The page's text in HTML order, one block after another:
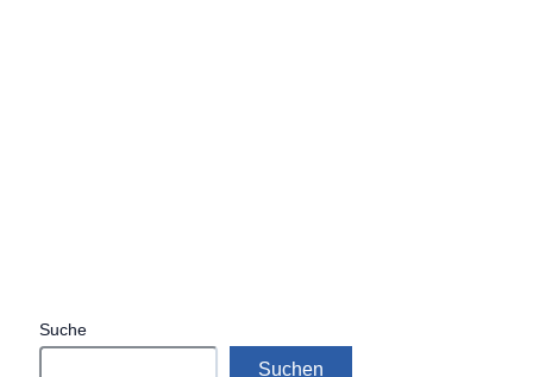
Suche
Suchen